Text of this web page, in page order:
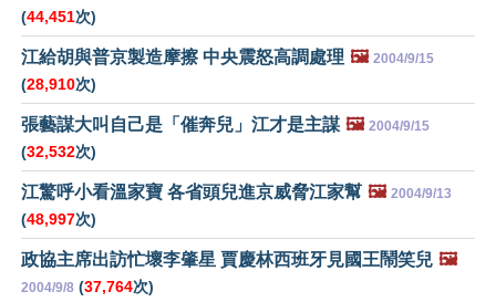
(44,451次)
江給胡與普京製造摩擦 中央震怒高調處理 🖼️ 2004/9/15
(28,910次)
張藝謀大叫自己是「催奔兒」江才是主謀 🖼️ 2004/9/15
(32,532次)
江驚呼小看溫家寶 各省頭兒進京威脅江家幫 🖼️ 2004/9/13
(48,997次)
政協主席出訪忙壞李肇星 賈慶林西班牙見國王鬧笑兒 🖼️
2004/9/8 (37,764次)